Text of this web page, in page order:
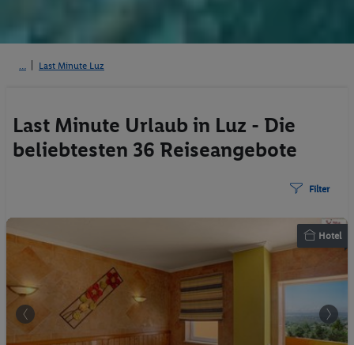
Last Minute Luz
Last Minute Urlaub in Luz - Die
beliebtesten 36 Reiseangebote
Filter
Hotel